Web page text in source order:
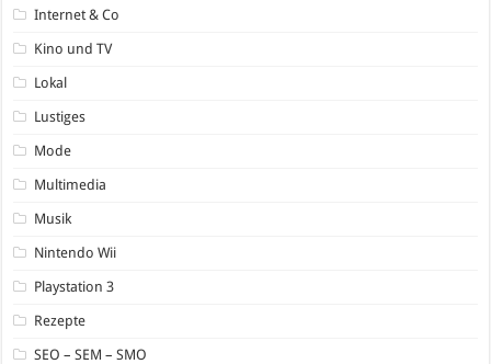
Internet & Co
Kino und TV
Lokal
Lustiges
Mode
Multimedia
Musik
Nintendo Wii
Playstation 3
Rezepte
SEO – SEM – SMO